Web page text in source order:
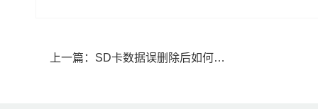
上一篇： SD卡数据误删除后如何恢复(SD卡误删了数据如何找回来)